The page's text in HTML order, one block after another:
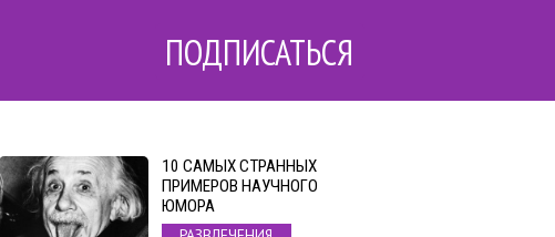
ПОДПИСАТЬСЯ
10 САМЫХ СТРАННЫХ
ПРИМЕРОВ НАУЧНОГО
ЮМОРА